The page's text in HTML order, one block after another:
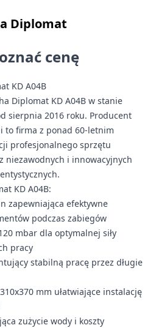
Diplomat
cenę
KD A04B
Diplomat KD A04B w stanie
sierpnia 2016 roku. Producent
to firma z ponad 60-letnim
profesjonalnego sprzętu
niezawodnych i innowacyjnych
KD A04B:
zapewniająca efektywne
podczas zabiegów
mbar dla optymalnej siły
pracy
stabilną pracę przez długie
mm ułatwiające instalację
zużycie wody i koszty